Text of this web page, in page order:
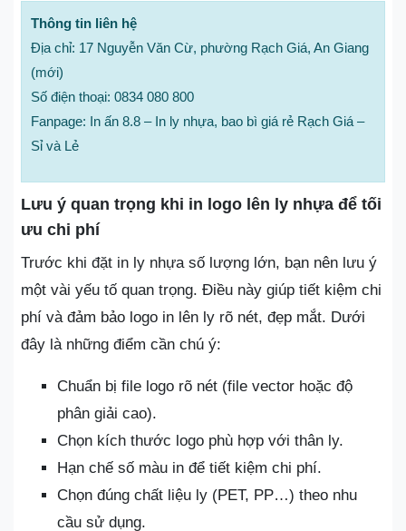
Thông tin liên hệ
Địa chỉ: 17 Nguyễn Văn Cừ, phường Rạch Giá, An Giang
(mới)
Số điện thoại: 0834 080 800
Fanpage: In ấn 8.8 – In ly nhựa, bao bì giá rẻ Rạch Giá –
Sỉ và Lẻ
Lưu ý quan trọng khi in logo lên ly nhựa để tối
ưu chi phí
Trước khi đặt in ly nhựa số lượng lớn, bạn nên lưu ý
một vài yếu tố quan trọng. Điều này giúp tiết kiệm chi
phí và đảm bảo logo in lên ly rõ nét, đẹp mắt. Dưới
đây là những điểm cần chú ý:
Chuẩn bị file logo rõ nét (file vector hoặc độ
phân giải cao).
Chọn kích thước logo phù hợp với thân ly.
Hạn chế số màu in để tiết kiệm chi phí.
Chọn đúng chất liệu ly (PET, PP…) theo nhu
cầu sử dụng.